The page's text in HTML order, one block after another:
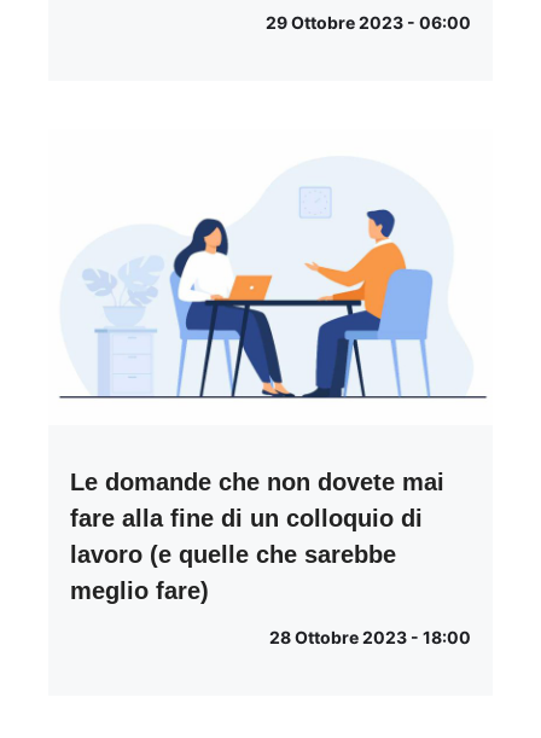
29 Ottobre 2023 - 06:00
Le domande che non dovete mai
fare alla fine di un colloquio di
lavoro (e quelle che sarebbe
meglio fare)
28 Ottobre 2023 - 18:00